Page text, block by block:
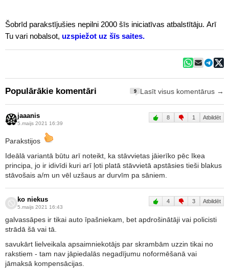
Šobrīd parakstījušies nepilni 2000 šīs iniciatīvas atbalstītāju. Arī
Tu vari nobalsot, uzspiežot uz šīs saites.
Populārākie komentāri 9 Lasīt visus komentārus →
jaaanis
5.maijs 2021 16:39
8 1 Atbildēt
Parakstijos
Ideālā variantā būtu arī noteikt, ka stāvvietas jāierīko pēc Ikea
principa, jo ir idivīdi kuri arī ļoti platā stāvvietā apstāsies tieši blakus
stāvošais a/m un vēl uzšaus ar durvīm pa sāniem.
ko niekus
5.maijs 2021 16:43
4 3 Atbildēt
galvassāpes ir tikai auto īpašniekam, bet apdrošinātāji vai policisti
strādā šā vai tā.
savukārt lielveikala apsaimniekotājs par skrambām uzzin tikai no
rakstiem - tam nav jāpiedalās negadījumu noformēšanā vai
jāmaksā kompensācijas.